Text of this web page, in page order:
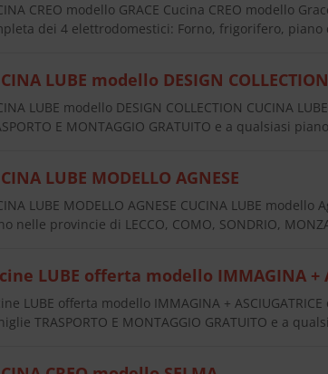
CREO modello GRACE Cucina CREO modello
dei 4 elettrodomestici: Forno, frigorifero,
LUBE modello DESIGN COLLECTION
LUBE modello DESIGN COLLECTION CUCINA
E MONTAGGIO GRATUITO e a qualsiasi
LUBE MODELLO AGNESE
LUBE MODELLO AGNESE CUCINA LUBE modello
nelle provincie di LECCO, COMO, SONDRIO,
LUBE offerta modello IMMAGINA +
LUBE offerta modello IMMAGINA +
TRASPORTO E MONTAGGIO GRATUITO e a